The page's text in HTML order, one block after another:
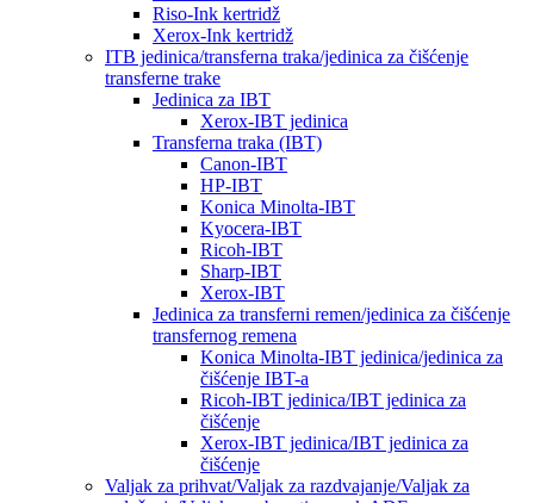
Riso-Ink kertridž
Xerox-Ink kertridž
ITB jedinica/transferna traka/jedinica za čišćenje
transferne trake
Jedinica za IBT
Xerox-IBT jedinica
Transferna traka (IBT)
Canon-IBT
HP-IBT
Konica Minolta-IBT
Kyocera-IBT
Ricoh-IBT
Sharp-IBT
Xerox-IBT
Jedinica za transferni remen/jedinica za čišćenje
transfernog remena
Konica Minolta-IBT jedinica/jedinica za
čišćenje IBT-a
Ricoh-IBT jedinica/IBT jedinica za
čišćenje
Xerox-IBT jedinica/IBT jedinica za
čišćenje
Valjak za prihvat/Valjak za razdvajanje/Valjak za